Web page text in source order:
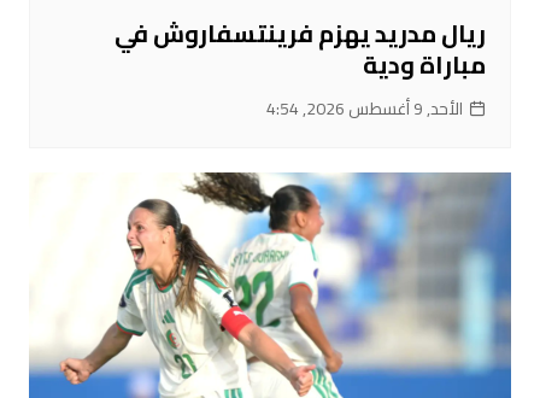
ريال مدريد يهزم فرينتسفاروش في
مباراة ودية
الأحد, 9 أغسطس 2026, 4:54